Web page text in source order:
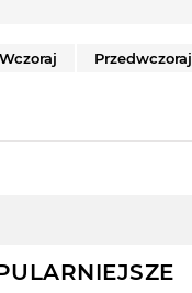
Wczoraj Przedwczoraj